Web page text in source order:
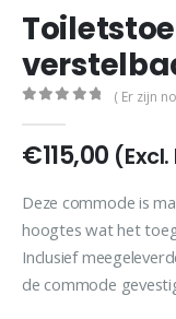
( Er zijn
€115,00 (Excl.
Deze commode is
hoogtes wat het
Inclusief
de commode